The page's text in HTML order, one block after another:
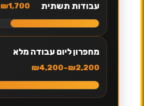
עבודות תשתית ₪1,700–₪2,800
מחפרון ליום עבודה מלא
₪2,200–₪4,200